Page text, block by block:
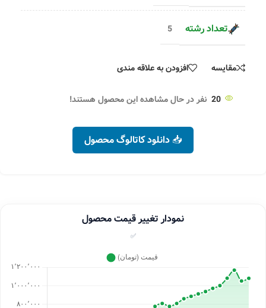
تعداد رشته 5
مقایسه افزودن به علاقه مندی
20 نفر در حال مشاهده این محصول هستند!
📥 دانلود کاتالوگ محصول
نمودار تغییر قیمت محصول
✅